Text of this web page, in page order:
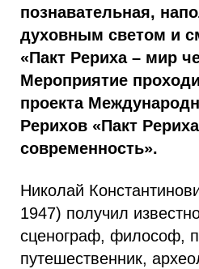
познавательная,
духовным светом и
«Пакт Рериха – мир
Мероприятие
проекта
Рерихов «Пакт
современность».
Николай
1947) получил
сценограф, философ,
путешественник,